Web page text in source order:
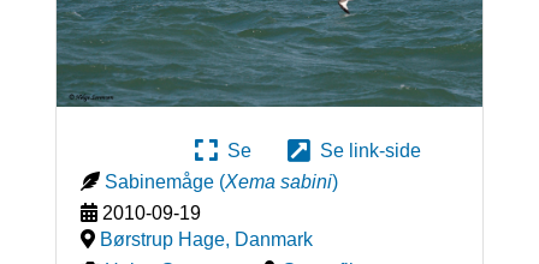
Se
Se link-side
Sabinemåge (Xema sabini)
2010-09-19
Børstrup Hage, Danmark